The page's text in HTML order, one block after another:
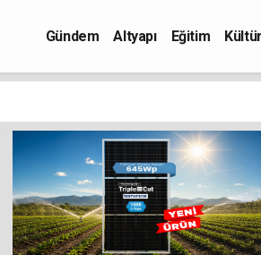
Gündem Altyapı Eğitim Kültür